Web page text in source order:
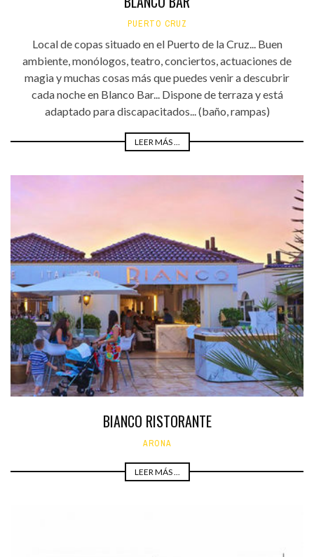
PUERTO CRUZ
Local de copas situado en el Puerto de la Cruz... Buen
ambiente, monólogos, teatro, conciertos, actuaciones de
magia y muchas cosas más que puedes venir a descubrir
cada noche en Blanco Bar... Dispone de terraza y está
adaptado para discapacitados... (baño, rampas)
LEER MÁS ...
BIANCO RISTORANTE
ARONA
LEER MÁS ...